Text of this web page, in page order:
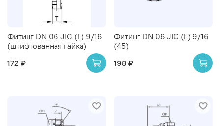
Фитинг DN 06 JIC (Г) 9/16
(штифтованная гайка)
172 ₽
Фитинг DN 06 JIC (Г) 9/16
(45)
198 ₽